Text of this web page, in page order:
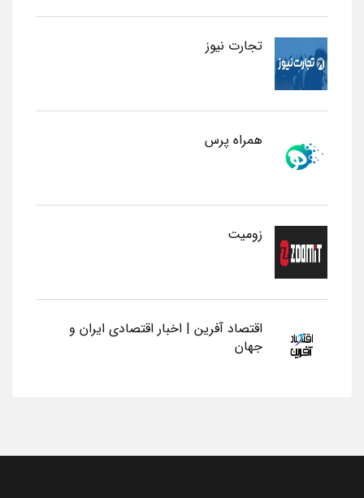
تجارت نیوز
همراه پرس
زومیت
اقتصاد آفرین | اخبار اقتصادی ایران و
جهان